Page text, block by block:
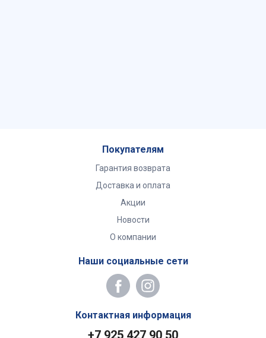
Покупателям
Гарантия возврата
Доставка и оплата
Акции
Новости
О компании
Наши социальные сети
Контактная информация
+7 925 427 90 50